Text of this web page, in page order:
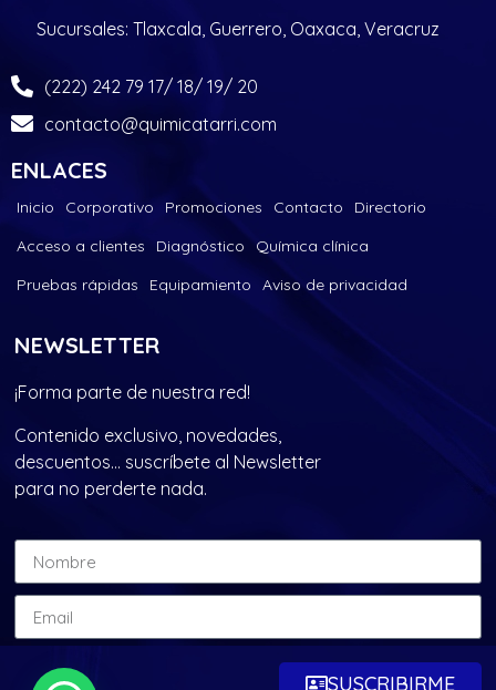
Sucursales: Tlaxcala, Guerrero, Oaxaca, Veracruz
(222) 242 79 17/ 18/ 19/ 20
contacto@quimicatarri.com
ENLACES
Inicio Corporativo Promociones Contacto
Directorio
Acceso a clientes
Diagnóstico
Química clínica
Pruebas rápidas
Equipamiento Aviso de privacidad
NEWSLETTER
¡Forma parte de nuestra red!
Contenido exclusivo, novedades,
descuentos… suscríbete al Newsletter
para no perderte nada.
SUSCRIBIRME